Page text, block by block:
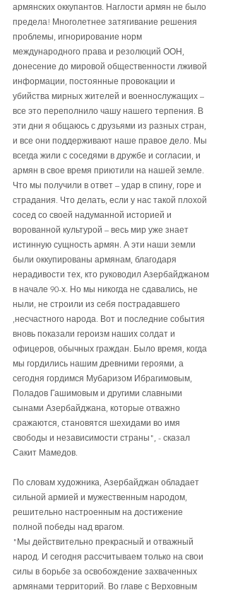
армянских оккупантов. Наглости армян не было
предела! Многолетнее затягивание решения
проблемы, игнорирование норм
международного права и резолюций ООН,
донесение до мировой общественности лживой
информации, постоянные провокации и
убийства мирных жителей и военнослужащих –
все это переполнило чашу нашего терпения. В
эти дни я общаюсь с друзьями из разных стран,
и все они поддерживают наше правое дело. Мы
всегда жили с соседями в дружбе и согласии, и
армян в свое время приютили на нашей земле.
Что мы получили в ответ – удар в спину, горе и
страдания. Что делать, если у нас такой плохой
сосед со своей надуманной историей и
ворованной культурой – весь мир уже знает
истинную сущность армян. А эти наши земли
были оккупированы армянам, благодаря
нерадивости тех, кто руководил Азербайджаном
в начале 90-х. Но мы никогда не сдавались, не
ныли, не строили из себя пострадавшего
,несчастного народа. Вот и последние события
вновь показали героизм наших солдат и
офицеров, обычных граждан. Было время, когда
мы гордились нашим древними героями, а
сегодня гордимся Мубаризом Ибрагимовым,
Поладов Гашимовым и другими славными
сынами Азербайджана, которые отважно
сражаются, становятся шехидами во имя
свободы и независимости страны", - сказал
Сакит Мамедов.
По словам художника, Азербайджан обладает
сильной армией и мужественным народом,
решительно настроенным на достижение
полной победы над врагом.
"Мы действительно прекрасный и отважный
народ. И сегодня рассчитываем только на свои
силы в борьбе за освобождение захваченных
армянами территорий. Во главе с Верховным